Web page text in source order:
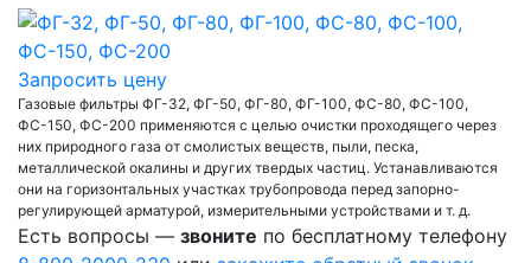
Запросить цену
Газовые фильтры ФГ-32, ФГ-50, ФГ-80, ФГ-100, ФС-80, ФС-100,
ФС-150, ФС-200 применяются с целью очистки проходящего через
них природного газа от смолистых веществ, пыли, песка,
металлической окалины и других твердых частиц. Устанавливаются
они на горизонтальных участках трубопровода перед запорно-
регулирующей арматурой, измерительными устройствами и т. д.
Есть вопросы — звоните по бесплатному телефону